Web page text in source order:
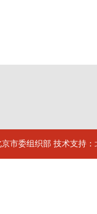
市委组织部 技术支持